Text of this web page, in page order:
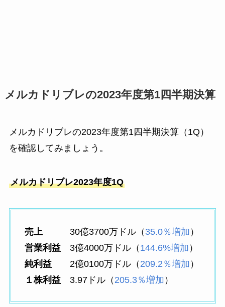
メルカドリブレの2023年度第1四半期決算
メルカドリブレの2023年度第1四半期決算（1Q）
を確認してみましょう。
メルカドリブレ2023年度1Q
売上 30億3700万ドル（ 35.0％増加 ）
営業利益3億4000万ドル（ 144.6%増加 ）
純利益2億0100万ドル（ 209.2％増加 ）
１株利益3.97ドル（ 205.3％増加 ）